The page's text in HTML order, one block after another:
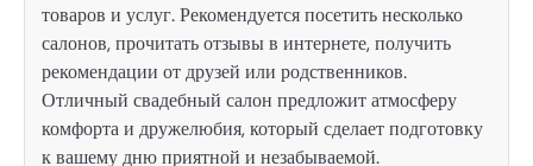
товаров и услуг. Рекомендуется посетить несколько
салонов, прочитать отзывы в интернете, получить
рекомендации от друзей или родственников.
Отличный свадебный салон предложит атмосферу
комфорта и дружелюбия, который сделает подготовку
к вашему дню приятной и незабываемой.